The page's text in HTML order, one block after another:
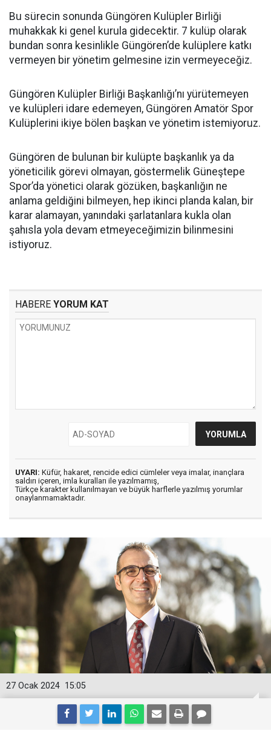
Bu sürecin sonunda Güngören Kulüpler Birliği
muhakkak ki genel kurula gidecektir. 7 kulüp olarak
bundan sonra kesinlikle Güngören’de kulüplere katkı
vermeyen bir yönetim gelmesine izin vermeyeceğiz.
Güngören Kulüpler Birliği Başkanlığı’nı yürütemeyen
ve kulüpleri idare edemeyen, Güngören Amatör Spor
Kulüplerini ikiye bölen başkan ve yönetim istemiyoruz.
Güngören de bulunan bir kulüpte başkanlık ya da
yöneticilik görevi olmayan, göstermelik Güneştepe
Spor’da yönetici olarak gözüken, başkanlığın ne
anlama geldiğini bilmeyen, hep ikinci planda kalan, bir
karar alamayan, yanındaki şarlatanlara kukla olan
şahısla yola devam etmeyeceğimizin bilinmesini
istiyoruz.
HABERE YORUM KAT
UYARI: Küfür, hakaret, rencide edici cümleler veya imalar, inançlara
saldırı içeren, imla kuralları ile yazılmamış,
Türkçe karakter kullanılmayan ve büyük harflerle yazılmış yorumlar
onaylanmamaktadır.
15:05
27 Ocak 2024